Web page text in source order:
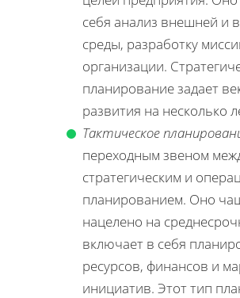
себя анализ внешней и
среды, разработку
организации.
планирование задает
развития на несколько
Тактическое
переходным звеном
стратегическим и
планированием. Оно
нацелено на
включает в себя
ресурсов, финансов и
инициатив. Этот тип